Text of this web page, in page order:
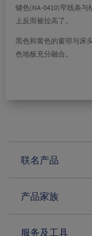
键色(NA-0410)窄线条
上反而被拉高了。
黑色和黄色的窗帘与床
色地板充分融合。
联名产品
产品家族
服务及工具